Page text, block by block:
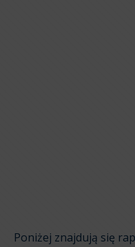
Poniżej znajdują się